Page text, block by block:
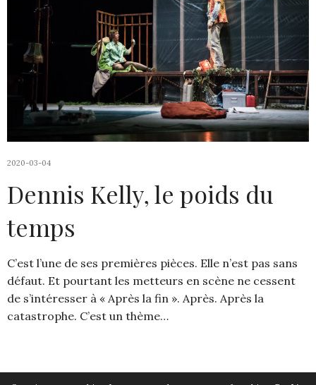
2020-03-04
Dennis Kelly, le poids du
temps
C’est l’une de ses premières pièces. Elle n’est pas sans
défaut. Et pourtant les metteurs en scène ne cessent
de s’intéresser à « Après la fin ». Après. Après la
catastrophe. C’est un thème…